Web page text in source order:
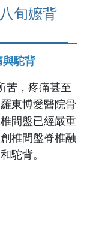
旬嬤背
駝背
苦，疼痛甚至
東博愛醫院骨
間盤已經嚴重
椎間盤脊椎融
駝背。